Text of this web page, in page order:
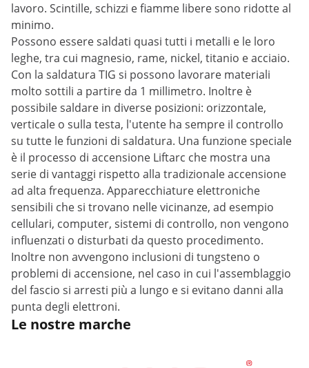
lavoro. Scintille, schizzi e fiamme libere sono ridotte al
minimo.
Possono essere saldati quasi tutti i metalli e le loro
leghe, tra cui magnesio, rame, nickel, titanio e acciaio.
Con la saldatura TIG si possono lavorare materiali
molto sottili a partire da 1 millimetro. Inoltre è
possibile saldare in diverse posizioni: orizzontale,
verticale o sulla testa, l'utente ha sempre il controllo
su tutte le funzioni di saldatura. Una funzione speciale
è il processo di accensione Liftarc che mostra una
serie di vantaggi rispetto alla tradizionale accensione
ad alta frequenza. Apparecchiature elettroniche
sensibili che si trovano nelle vicinanze, ad esempio
cellulari, computer, sistemi di controllo, non vengono
influenzati o disturbati da questo procedimento.
Inoltre non avvengono inclusioni di tungsteno o
problemi di accensione, nel caso in cui l'assemblaggio
del fascio si arresti più a lungo e si evitano danni alla
punta degli elettroni.
Le nostre marche